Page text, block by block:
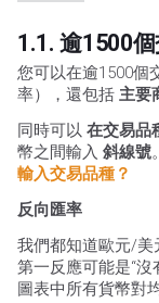
1.1. 逾1500
您可以在逾1500個
率），還包括 主要
同時可以 在交易品
幣之間輸入 斜線號
輸入交易品種？
反向匯率
我們都知道歐元/美
第一反應可能是“
圖表中所有貨幣對